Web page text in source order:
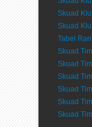
Skuad
Skuad
Tabel
Skuad
Skuad
Skuad
Skuad
Skuad
Skuad